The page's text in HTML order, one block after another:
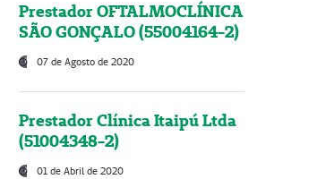
Prestador OFTALMOCLÍNICA
SÃO GONÇALO (55004164-2)
07 de Agosto de 2020
Prestador Clínica Itaipú Ltda
(51004348-2)
01 de Abril de 2020